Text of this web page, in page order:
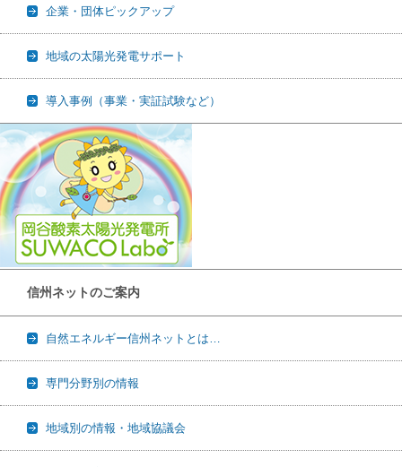
企業・団体ピックアップ
地域の太陽光発電サポート
導入事例（事業・実証試験など）
信州ネットのご案内
自然エネルギー信州ネットとは…
専門分野別の情報
地域別の情報・地域協議会